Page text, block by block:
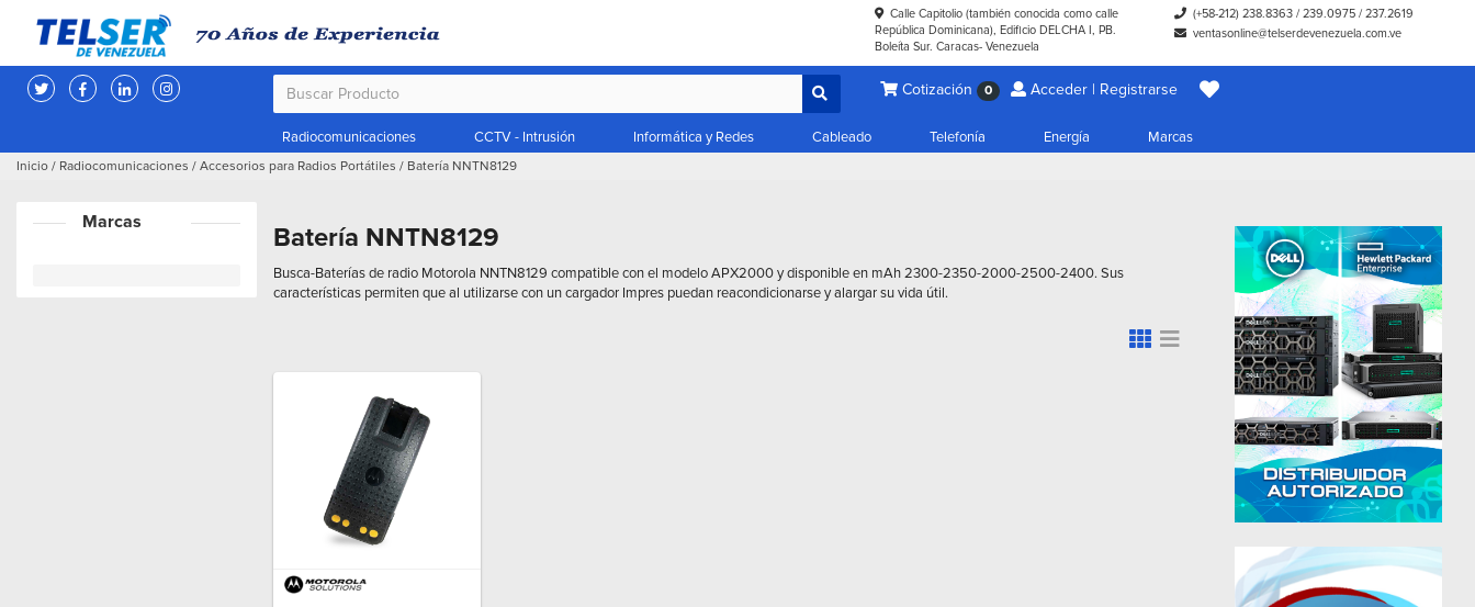
Calle Capitolio (también conocida como calle
República Dominicana), Edificio DELCHA I, PB.
Boleíta Sur. Caracas- Venezuela
(+58-212) 238.8363 /239.0975 /237.2619
ventasonline@telserdevenezuela.com.ve
Cotización 0 Acceder | Registrarse
Radiocomunicaciones CCTV - Intrusión Informática y Redes Cableado Telefonía Energía Marcas
Inicio / Radiocomunicaciones / Accesorios para Radios Portátiles / Batería NNTN8129
Marcas Batería NNTN8129
Busca-Baterías de radio Motorola NNTN8129 compatible con el modelo APX2000 y disponible en mAh 2300-2350-2000-2500-2400. Sus
características permiten que al utilizarse con un cargador Impres puedan reacondicionarse y alargar su vida útil.